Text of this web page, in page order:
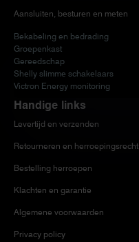
Aansluiten, besturen en meten
Bekabeling en bedrading
Groepenkast
Gereedschap
Shelly slimme schakelaars
Victron Energy monitoring
Handige links
Levertijd en verzenden
Retourneren en herroepingsrecht
Bestelling herroepen
Klachten en garantie
Algemene voorwaarden
Privacy policy